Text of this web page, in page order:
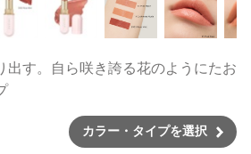
出す。自ら咲き誇る花のようにたお
カラー・タイプを選択